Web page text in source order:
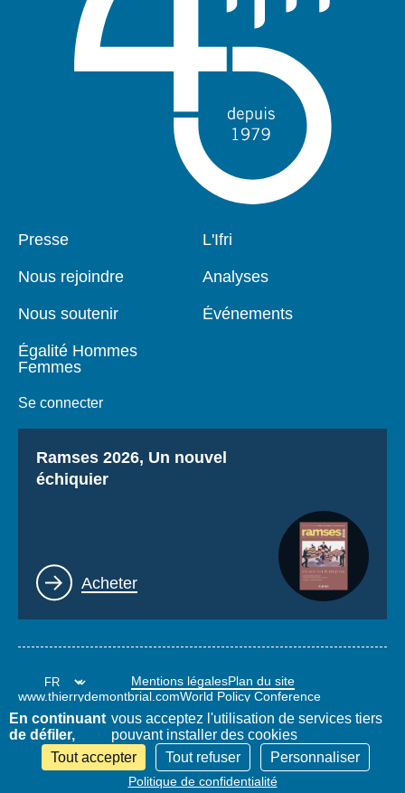
Pied
Presse
Nous rejoindre
Nous soutenir
Égalité Hommes
Femmes
Se connecter
Navigation
L'Ifri
Analyses
Événements
Titre
Ramses 2026, Un nouvel
échiquier
Lien
Acheter
Mentions légalesPlan du site
www.thierrydemontbrial.comWorld Policy Conference
En continuant
de défiler,
vous acceptez l'utilisation de services tiers
pouvant installer des cookies
Tout accepter
Tout refuser Personnaliser
Politique de confidentialité